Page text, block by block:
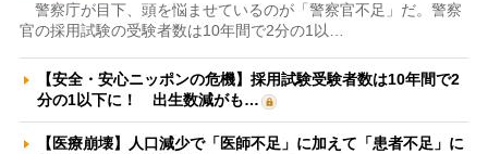
警察庁が目下、頭を悩ませているのが「警察官不足」だ。警察
官の採用試験の受験者数は10年間で2分の1以…
【安全・安心ニッポンの危機】採用試験受験者数は10年間で2
分の1以下に！ 出生数減がも…
【医療崩壊】人口減少で「医師不足」に加えて「患者不足」に